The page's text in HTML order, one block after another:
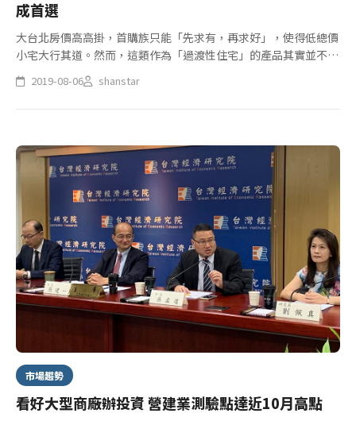
成首選
大台北房價高高掛，首購族只能「先求有，再求好」，使得低總價
小宅大行其道。然而，這類作為「過渡性住宅」的產品其實並不實
用，往往沒住幾年又要再換屋，陷入不斷看屋、搬家的恐怖輪迴，
屆時又是一筆開銷，而業者也發現，近來有愈來愈多首購族前進低
2019-08-06 shanstar
市場趨勢
看好大型商廠辦投資 營建業測驗點達近10月高點